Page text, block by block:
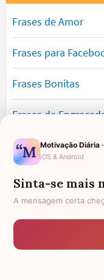
Frases de Amor
Frases para
Frases Bonitas
Frases de
Frases Românticas
Frases de Reflexão
Frases Lindas
Motivação Diária
iOS & Android
Sinta-se mais
A mensagem certa